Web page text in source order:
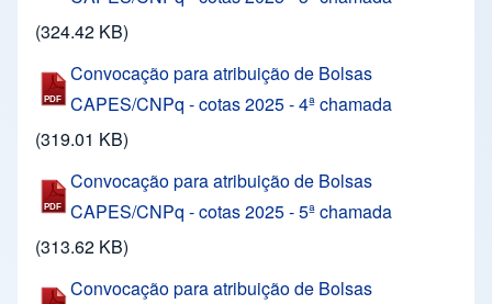
(324.42 KB)
Convocação para atribuição de Bolsas
CAPES/CNPq - cotas 2025 - 4ª chamada
(319.01 KB)
Convocação para atribuição de Bolsas
CAPES/CNPq - cotas 2025 - 5ª chamada
(313.62 KB)
Convocação para atribuição de Bolsas